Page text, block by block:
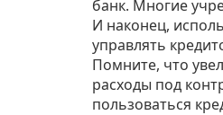
банк. Многие
И наконец,
управлять
Помните, что
расходы под
пользоваться